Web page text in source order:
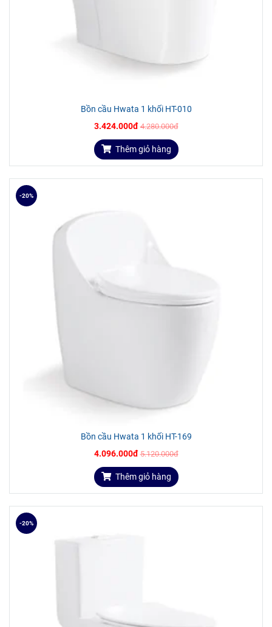
Bồn cầu Hwata 1 khối HT-010
3.424.000đ 4.280.000đ
Thêm giỏ hàng
Bồn cầu Hwata 1 khối HT-169
4.096.000đ 5.120.000đ
-20%
Thêm giỏ hàng
-20%